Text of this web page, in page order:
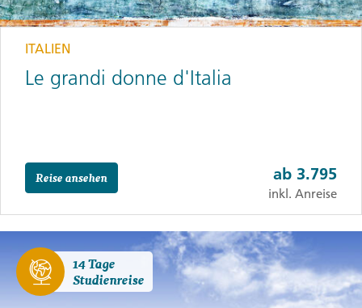
ITALIEN
Le grandi donne d'Italia
Reise ansehen ab 3.795
inkl. Anreise
14 Tage
Studienreise